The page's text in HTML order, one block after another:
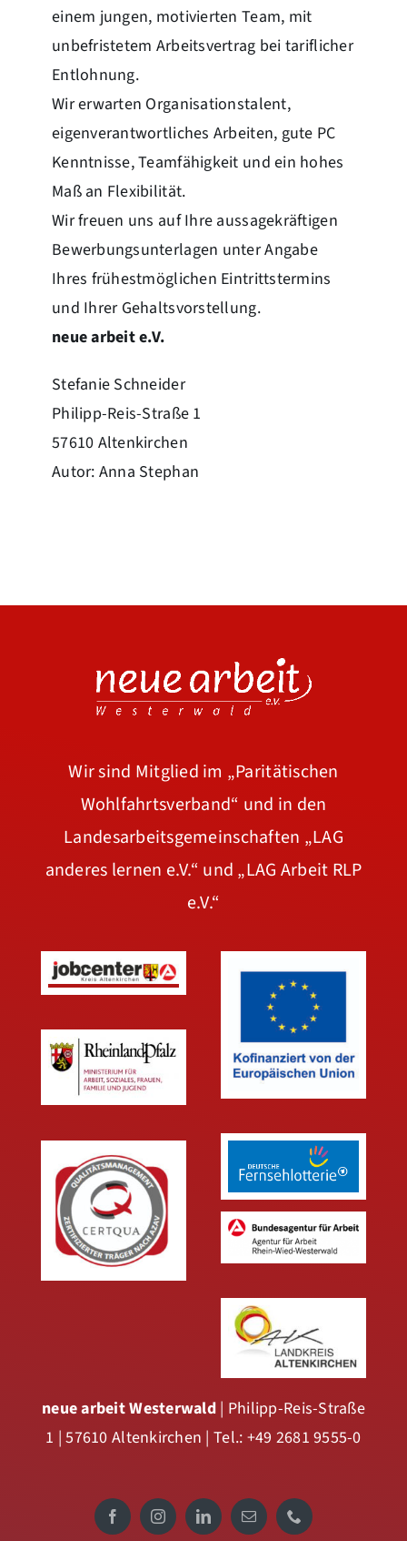
einem jungen, motivierten Team, mit
unbefristetem Arbeitsvertrag bei tariflicher
Entlohnung.
Wir erwarten Organisationstalent,
eigenverantwortliches Arbeiten, gute PC
Kenntnisse, Teamfähigkeit und ein hohes
Maß an Flexibilität.
Wir freuen uns auf Ihre aussagekräftigen
Bewerbungsunterlagen unter Angabe
Ihres frühestmöglichen Eintrittstermins
und Ihrer Gehaltsvorstellung.
neue arbeit e.V.
Stefanie Schneider
Philipp-Reis-Straße 1
57610 Altenkirchen
Autor: Anna Stephan
Wir sind Mitglied im „Paritätischen
Wohlfahrtsverband“ und in den
Landesarbeitsgemeinschaften „LAG
anderes lernen e.V.“ und „LAG Arbeit RLP
e.V.“
neue arbeit Westerwald | Philipp-Reis-Straße
1 | 57610 Altenkirchen | Tel.: +49 2681 9555-0